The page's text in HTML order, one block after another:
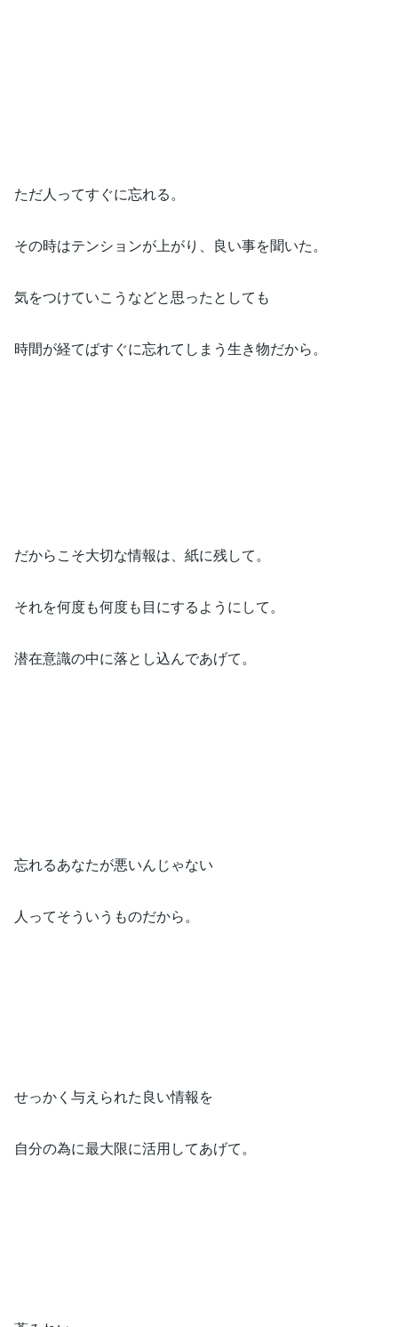
ただ人ってすぐに忘れる。
その時はテンションが上がり、良い事を聞いた。
気をつけていこうなどと思ったとしても
時間が経てばすぐに忘れてしまう生き物だから。
だからこそ大切な情報は、紙に残して。
それを何度も何度も目にするようにして。
潜在意識の中に落とし込んであげて。
忘れるあなたが悪いんじゃない
人ってそういうものだから。
せっかく与えられた良い情報を
自分の為に最大限に活用してあげて。